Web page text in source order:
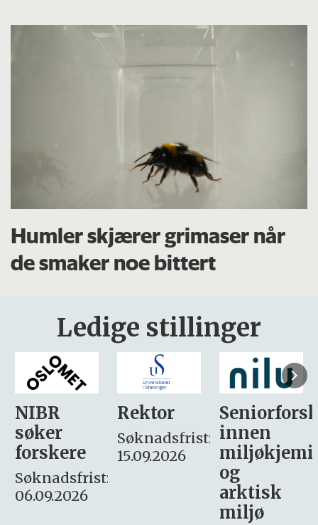
Humler skjærer grimaser når
de smaker noe bittert
Ledige stillinger
Rektor
Søknadsfrist:
15.09.2026
Seniorforsker
innen
miljøkjemi
søker
– fast
Søknadsfrist:
16. august.